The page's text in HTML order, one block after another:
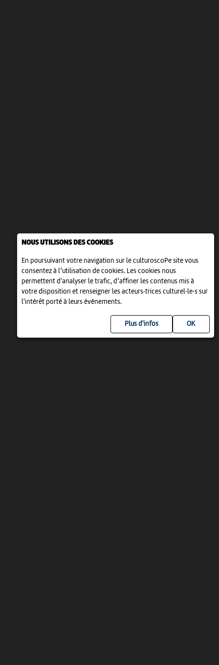
NOUS UTILISONS DES COOKIES
En poursuivant votre navigation sur le culturoscoPe site vous
consentez à l’utilisation de cookies. Les cookies nous
permettent d'analyser le trafic, d’affiner les contenus mis à
votre disposition et renseigner les acteurs·trices culturel·le·s sur
l'intérêt porté à leurs événements.
Plus d'infos